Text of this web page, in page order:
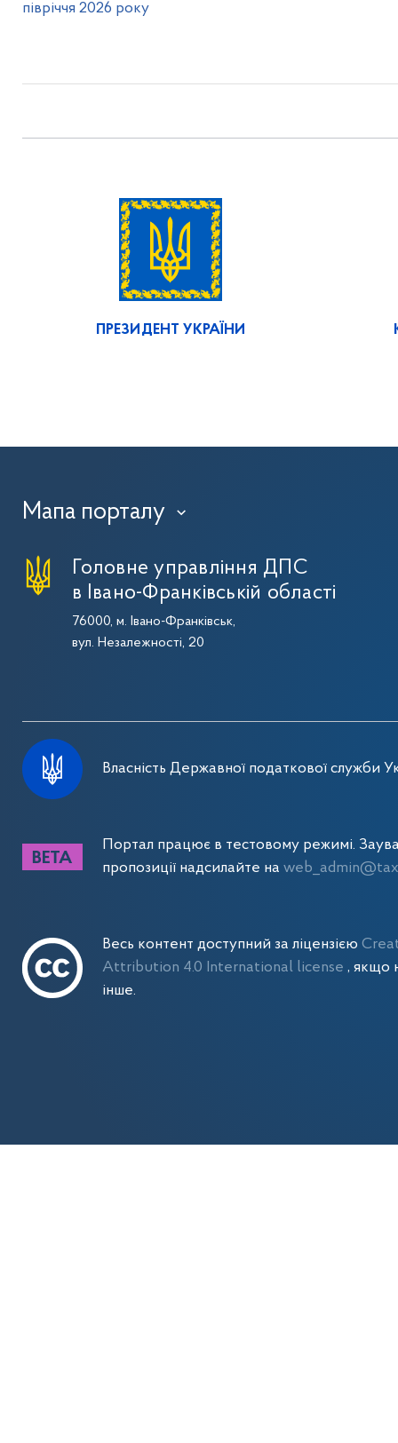
півріччя 2026 року
ПРЕЗИДЕНТ УКРАЇНИ
Мапа порталу ›
Головне управління ДПС
в Івано-Франківській області
76000, м. Івано-Франківськ,
вул. Незалежності, 20
Власність Державної податкової служби
Портал працює в тестовому режимі.
пропозиції надсилайте на
Весь контент доступний за ліцензією
Attribution 4.0 International license , якщо
інше.